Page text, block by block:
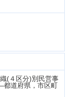
(４区分)別民営事
都道府県，市区町